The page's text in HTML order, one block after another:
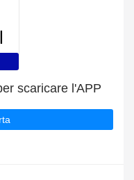
scaricare l'APP